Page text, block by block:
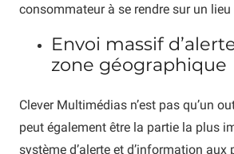
consommateur à se rendre sur un
Envoi massif
zone géographique
Clever Multimédias n’est pas qu’un
peut également être la partie la plus
système d’alerte et d’information aux